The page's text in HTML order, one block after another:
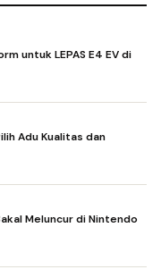
untuk LEPAS E4 EV di
Adu Kualitas dan
Meluncur di Nintendo